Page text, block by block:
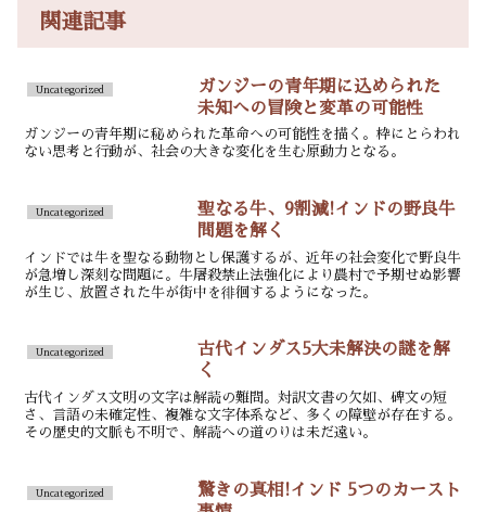
関連記事
Uncategorized
ガンジーの青年期に込められた
未知への冒険と変革の可能性
ガンジーの青年期に秘められた革命への可能性を描く。枠にとらわれ
ない思考と行動が、社会の大きな変化を生む原動力となる。
Uncategorized
聖なる牛、9割減!インドの野良牛
問題を解く
インドでは牛を聖なる動物とし保護するが、近年の社会変化で野良牛
が急増し深刻な問題に。牛屠殺禁止法強化により農村で予期せぬ影響
が生じ、放置された牛が街中を徘徊するようになった。
Uncategorized
古代インダス5大未解決の謎を解
く
古代インダス文明の文字は解読の難問。対訳文書の欠如、碑文の短
さ、言語の未確定性、複雑な文字体系など、多くの障壁が存在する。
その歴史的文脈も不明で、解読への道のりは未だ遠い。
Uncategorized
驚きの真相!インド 5つのカースト